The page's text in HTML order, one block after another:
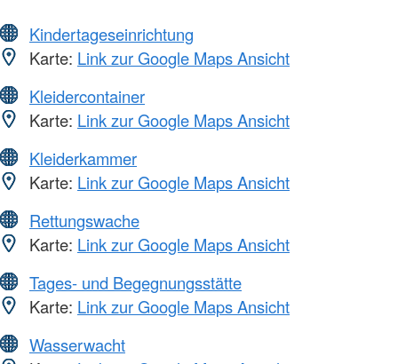
Kindertageseinrichtung
Karte: Link zur Google Maps Ansicht
Kleidercontainer
Karte: Link zur Google Maps Ansicht
Kleiderkammer
Karte: Link zur Google Maps Ansicht
Rettungswache
Karte: Link zur Google Maps Ansicht
Tages- und Begegnungsstätte
Karte: Link zur Google Maps Ansicht
Wasserwacht